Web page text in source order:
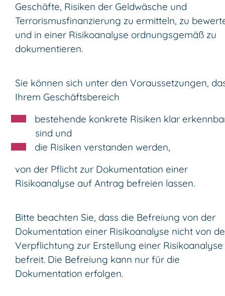
Geschäfte, Risiken der Geldwäsche und
Terrorismusfinanzierung zu ermitteln, zu
und in einer Risikoanalyse ordnungsgemäß zu
dokumentieren.
Sie können sich unter den Voraussetzungen,
Ihrem Geschäftsbereich
bestehende konkrete Risiken klar
sind und
die Risiken verstanden werden,
von der Pflicht zur Dokumentation einer
Risikoanalyse auf Antrag befreien lassen.
Bitte beachten Sie, dass die Befreiung von der
Dokumentation einer Risikoanalyse nicht von
Verpflichtung zur Erstellung einer Risikoanalyse
befreit. Die Befreiung kann nur für die
Dokumentation erfolgen.